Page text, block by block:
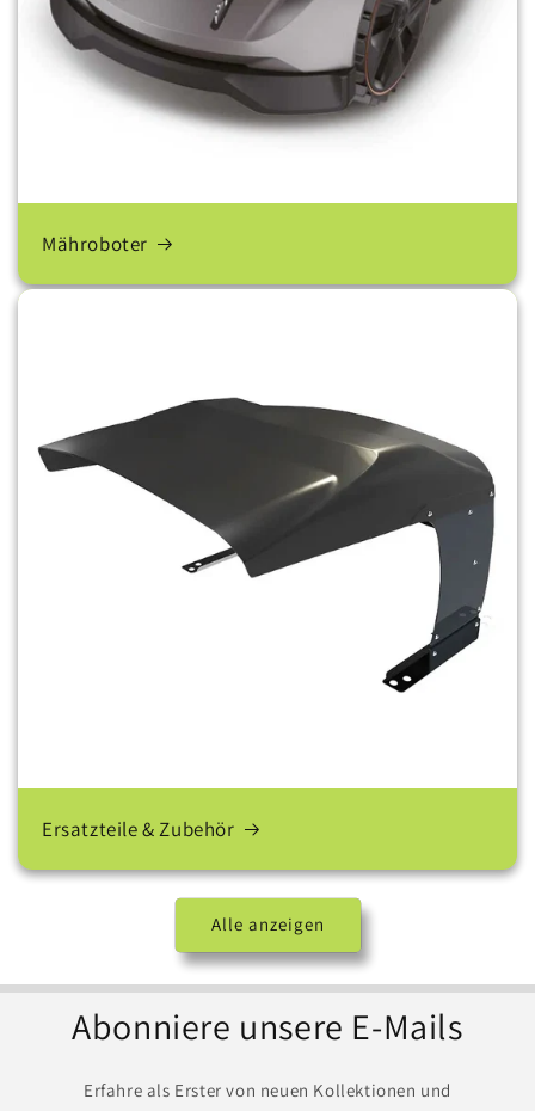
Mähroboter
Ersatzteile & Zubehör
Alle anzeigen
Abonniere unsere E-Mails
Erfahre als Erster von neuen Kollektionen und